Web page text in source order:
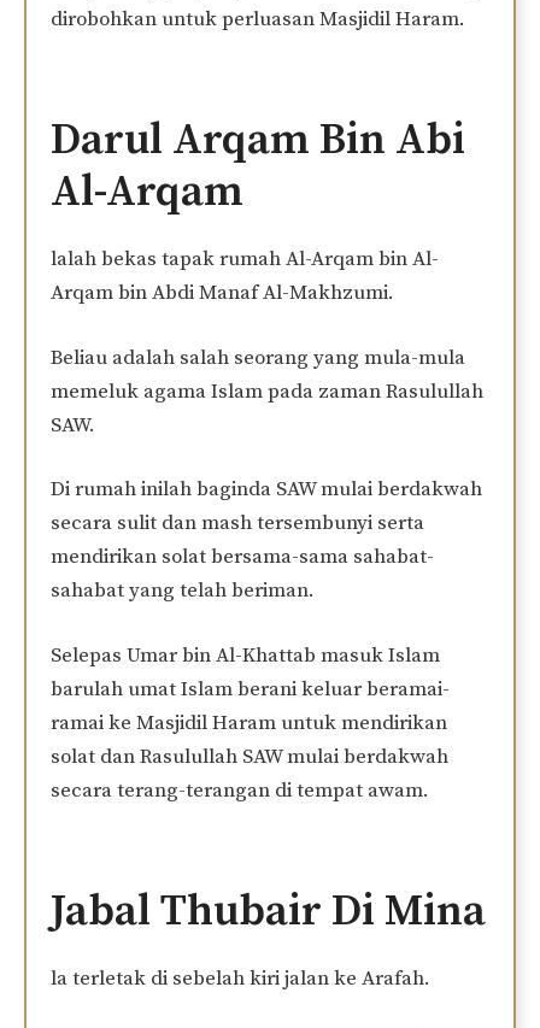
dirobohkan untuk perluasan Masjidil Haram.
Darul Arqam Bin Abi
Al-Arqam
lalah bekas tapak rumah Al-Arqam bin Al-
Arqam bin Abdi Manaf Al-Makhzumi.
Beliau adalah salah seorang yang mula-mula
memeluk agama Islam pada zaman Rasulullah
SAW.
Di rumah inilah baginda SAW mulai berdakwah
secara sulit dan mash tersembunyi serta
mendirikan solat bersama-sama sahabat-
sahabat yang telah beriman.
Selepas Umar bin Al-Khattab masuk Islam
barulah umat Islam berani keluar beramai-
ramai ke Masjidil Haram untuk mendirikan
solat dan Rasulullah SAW mulai berdakwah
secara terang-terangan di tempat awam.
Jabal Thubair Di Mina
la terletak di sebelah kiri jalan ke Arafah.